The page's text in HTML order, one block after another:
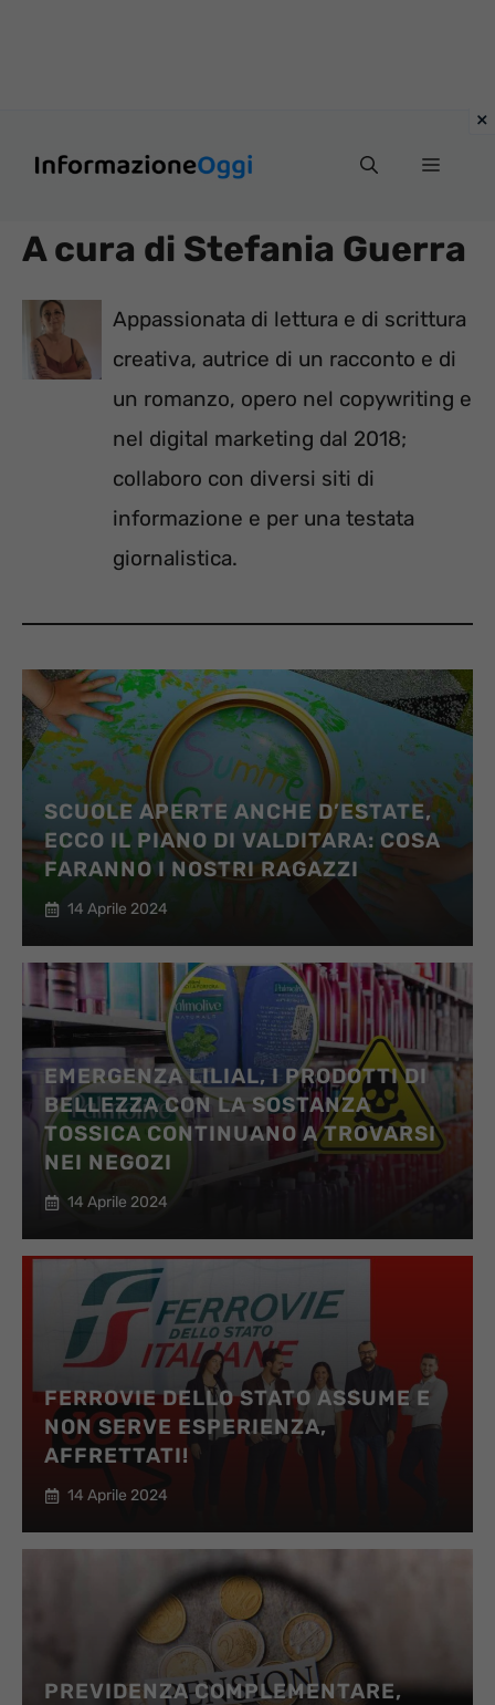
Menu
A cura di Stefania Guerra
Appassionata di lettura e di scrittura
creativa, autrice di un racconto e di
un romanzo, opero nel copywriting e
nel digital marketing dal 2018;
collaboro con diversi siti di
informazione e per una testata
giornalistica.
SCUOLE APERTE ANCHE D’ESTATE,
ECCO IL PIANO DI VALDITARA: COSA
FARANNO I NOSTRI RAGAZZI
14 Aprile 2024
EMERGENZA LILIAL, I PRODOTTI DI
BELLEZZA CON LA SOSTANZA
TOSSICA CONTINUANO A TROVARSI
NEI NEGOZI
14 Aprile 2024
FERROVIE DELLO STATO ASSUME E
NON SERVE ESPERIENZA,
AFFRETTATI!
14 Aprile 2024
PREVIDENZA COMPLEMENTARE,